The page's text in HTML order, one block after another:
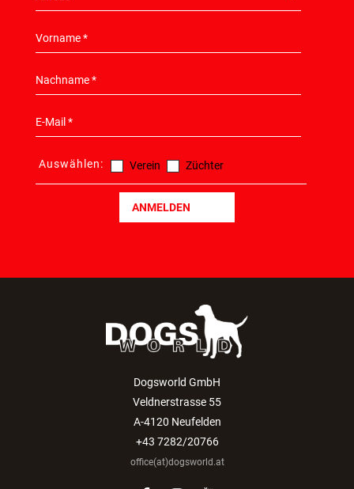
Auswählen: Verein Züchter
ANMELDEN
Dogsworld GmbH
Veldnerstrasse 55
A-4120 Neufelden
+43 7282/20766
office(at)dogsworld.at